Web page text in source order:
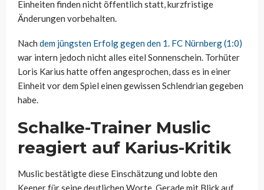
Einheiten finden nicht öffentlich statt, kurzfristige
Änderungen vorbehalten.
Nach dem jüngsten Erfolg gegen den 1. FC Nürnberg (1:0)
war intern jedoch nicht alles eitel Sonnenschein. Torhüter
Loris Karius hatte offen angesprochen, dass es in einer
Einheit vor dem Spiel einen gewissen Schlendrian gegeben
habe.
Schalke-Trainer Muslic
reagiert auf Karius-Kritik
Muslic bestätigte diese Einschätzung und lobte den
Keeper für seine deutlichen Worte. Gerade mit Blick auf